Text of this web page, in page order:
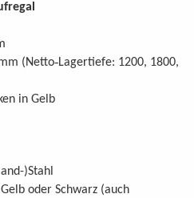
(Netto-Lagertiefe: 1200, 1800,
in Gelb
)Stahl
oder Schwarz (auch